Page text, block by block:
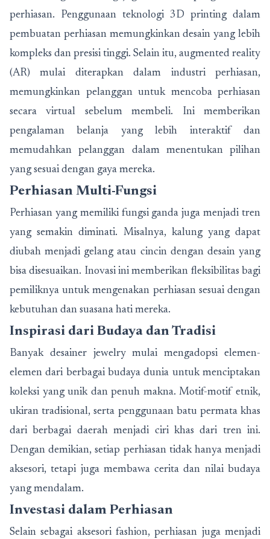
perhiasan. Penggunaan teknologi 3D printing dalam
pembuatan perhiasan memungkinkan desain yang lebih
kompleks dan presisi tinggi. Selain itu, augmented reality
(AR) mulai diterapkan dalam industri perhiasan,
memungkinkan pelanggan untuk mencoba perhiasan
secara virtual sebelum membeli. Ini memberikan
pengalaman belanja yang lebih interaktif dan
memudahkan pelanggan dalam menentukan pilihan
yang sesuai dengan gaya mereka.
Perhiasan Multi-Fungsi
Perhiasan yang memiliki fungsi ganda juga menjadi tren
yang semakin diminati. Misalnya, kalung yang dapat
diubah menjadi gelang atau cincin dengan desain yang
bisa disesuaikan. Inovasi ini memberikan fleksibilitas bagi
pemiliknya untuk mengenakan perhiasan sesuai dengan
kebutuhan dan suasana hati mereka.
Inspirasi dari Budaya dan Tradisi
Banyak desainer jewelry mulai mengadopsi elemen-
elemen dari berbagai budaya dunia untuk menciptakan
koleksi yang unik dan penuh makna. Motif-motif etnik,
ukiran tradisional, serta penggunaan batu permata khas
dari berbagai daerah menjadi ciri khas dari tren ini.
Dengan demikian, setiap perhiasan tidak hanya menjadi
aksesori, tetapi juga membawa cerita dan nilai budaya
yang mendalam.
Investasi dalam Perhiasan
Selain sebagai aksesori fashion, perhiasan juga menjadi